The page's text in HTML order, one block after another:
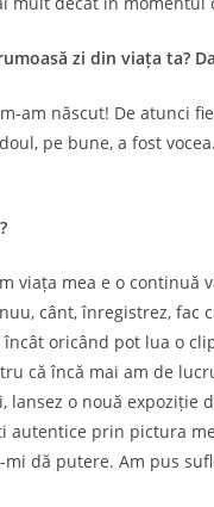
zi din viața ta?
am născut! De atunci
pe bune, a fost
viața mea e o
cânt, înregistrez, fac
oricând pot lua o
că încă mai am de
o nouă expoziție
autentice prin pictura
mi dă putere. Am pus